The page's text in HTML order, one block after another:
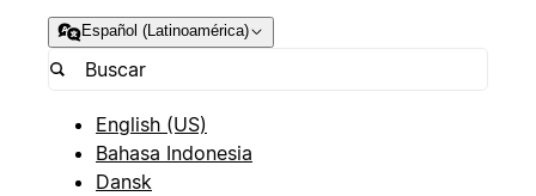
Español (Latinoamérica)
English (US)
Bahasa Indonesia
Dansk